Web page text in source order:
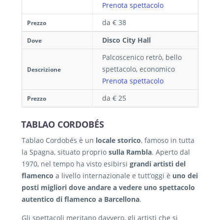
Prenota spettacolo
Prezzo da € 38
Dove Disco City Hall
Descrizione
Palcoscenico retrò, bello
spettacolo, economico
Prenota spettacolo
Prezzo da € 25
TABLAO CORDOBÉS
Tablao Cordobés è un locale storico, famoso in tutta
la Spagna, situato proprio sulla Rambla. Aperto dal
1970, nel tempo ha visto esibirsi grandi artisti del
flamenco a livello internazionale e tutt’oggi è uno dei
posti migliori dove andare a vedere uno spettacolo
autentico di flamenco a Barcellona.
Gli spettacoli meritano davvero, gli artisti che si